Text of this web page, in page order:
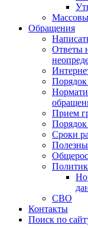
Обращения
Ответы
Прием
Порядок
Сроки
СВО
Контакты
Поиск по